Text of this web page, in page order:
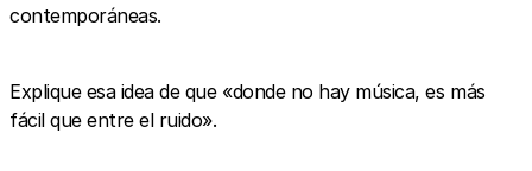
contemporáneas.
Explique esa idea de que «donde no hay música, es más
fácil que entre el ruido».